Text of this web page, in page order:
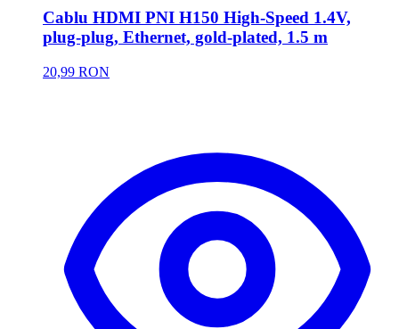
Cablu HDMI PNI H150 High-Speed 1.4V,
plug-plug, Ethernet, gold-plated, 1.5 m
20,99 RON